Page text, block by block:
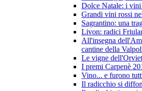
Dolce Natale: i vini
Grandi vini rossi
Sagrantino: una
Livon: radici
All'insegna
cantine della
Le vigne
I premi Carpenè
Vino... e furono
Il radicchio si